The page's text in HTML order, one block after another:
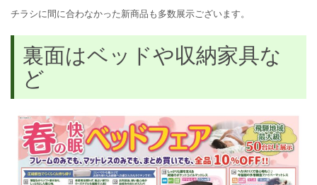
チラシに間に合わなかった新商品も多数展示ございます。
裏面はベッドや収納家具な
ど